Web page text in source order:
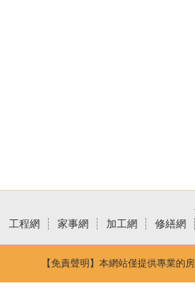
工程網 家事網 加工網 修繕網
【免責聲明】本網站僅提供專業的